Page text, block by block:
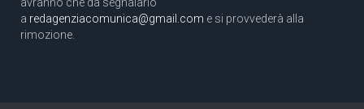
a redagenziacomunica@gmail.com e si provvederà alla
rimozione.